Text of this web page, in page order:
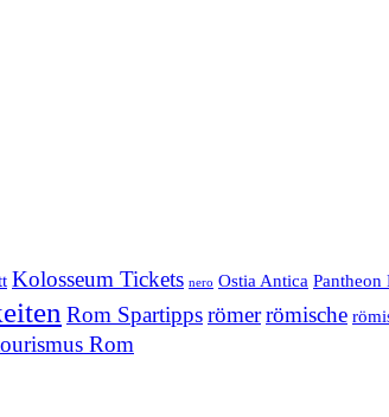
Kolosseum Tickets nero Ostia Antica Pantheon
Rom Spartippsrömerrömische
Rom